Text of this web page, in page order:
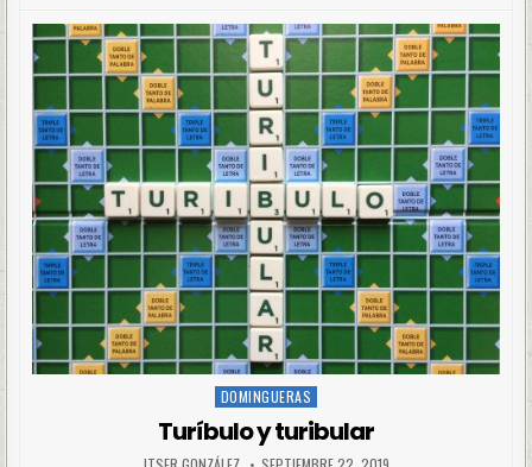
Posted
DOMINGUERAS
Turíbulo y turibular